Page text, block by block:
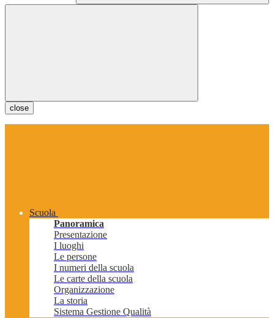
close
Scuola
Panoramica
Presentazione
I luoghi
Le persone
I numeri della scuola
Le carte della scuola
Organizzazione
La storia
Sistema Gestione Qualità